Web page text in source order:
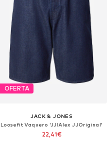
OFERTA
JACK & JONES
Loosefit Vaquero 'JJIAlex JJOriginal'
22,41€